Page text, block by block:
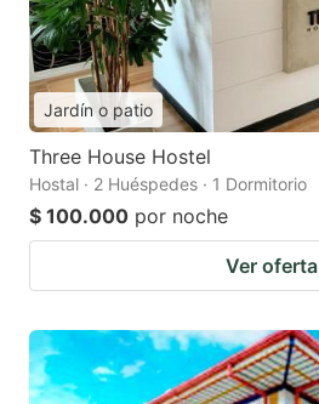
Jardín o patio
Three House Hostel
Hostal · 2 Huéspedes · 1 Dormitorio
$ 100.000 por noche
Ver oferta